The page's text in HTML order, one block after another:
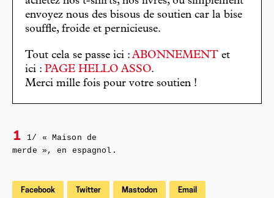
envoyez nous des bisous de soutien car la bise
souffle, froide et pernicieuse.
Tout cela se passe ici : ABONNEMENT et
ici : PAGE HELLO ASSO.
Merci mille fois pour votre soutien !
1
1/ « Maison de
merde », en espagnol.
Facebook Twitter Mastodon Email